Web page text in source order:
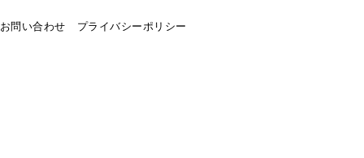
お問い合わせ プライバシーポリシー